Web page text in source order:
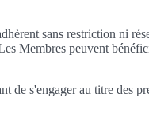
sans restriction ni
Membres peuvent
de s'engager au titre des